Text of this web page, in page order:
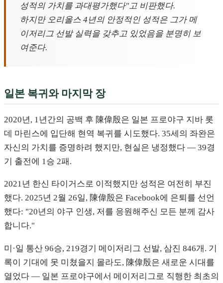
성적의 가치를 과대평가했다"고 비판했다.
하지만 오리올스 4년의 안정적인 성적은 그가 메
이저리그 선발 실력을 갖추고 있었음을 분명히 보
여준다.
일본 복귀와 마지막 장
2020년, 1년간의 공백 후 陳偉殷은 일본 프로야구 지바 롯
데 마린스에 입단해 현역 복귀를 시도했다. 35세의 좌완은
자신의 가치를 증명하려 했지만, 현실은 냉정했다 — 39경
기 출전에 1승 2패.
2021년 한신 타이거스로 이적했지만 성적은 여전히 부진
했다. 2025년 2월 26일, 陳偉殷은 Facebook에 은퇴를 선언
했다: "20년의 야구 인생, 저를 응원해주신 모든 분께 감사
합니다."
미·일 통산 96승, 219경기 메이저리그 선발, 삼진 846개. 기
록이 기대에 못 미쳤을지 몰라도, 陳偉殷은 새로운 시대를
열었다 — 일본 프로야구에서 메이저리그로 직행한 최초의